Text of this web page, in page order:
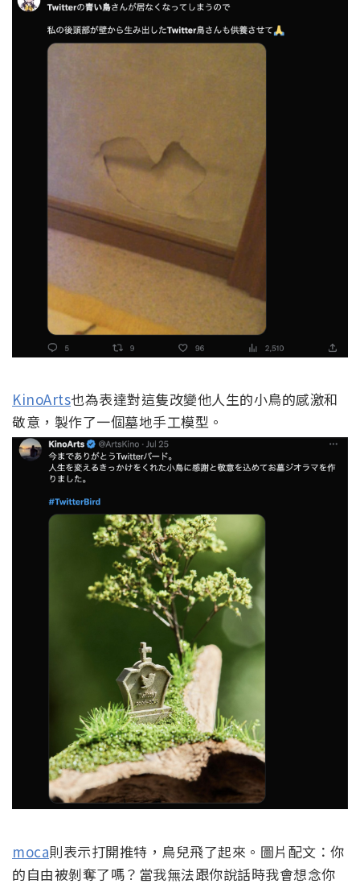
KinoArts也為表達對這隻改變他人生的小鳥的感激和
敬意，製作了一個墓地手工模型。
moca則表示打開推特，鳥兒飛了起來。圖片配文：你
的自由被剝奪了嗎？當我無法跟你說話時我會想念你